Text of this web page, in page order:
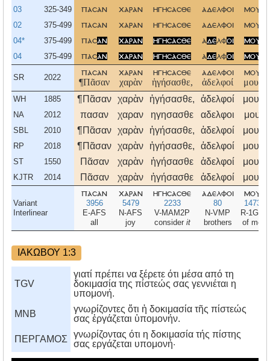
03 325-349 πασαν χαραν ηγησασθε αδελφοι μου
02 375-499 πασαν χαραν ηγησασθε αδελφοι μου
04* 375-499 πασαν χαραν ηγησασθε αδελφοι μου
04 375-499 πασαν χαραν ηγησασθε αδελφοι μου
SR 2022
πασαν
¶Πᾶσαν
χαραν
χαρὰν
ηγησασθε
ἡγήσασθε,
αδελφοι
ἀδελφοί
μου
μου,
WH 1885 ¶Πᾶσαν χαρὰν ἡγήσασθε, ἀδελφοί μου,
NA 2012 πασαν χαραν ηγησασθε αδελφοι μου
SBL 2010 ¶Πᾶσαν χαρὰν ἡγήσασθε, ἀδελφοί μου,
RP 2018 ¶Πᾶσαν χαρὰν ἡγήσασθε, ἀδελφοί μου,
ST 1550 Πᾶσαν χαρὰν ἡγήσασθε ἀδελφοί μου,
KJTR 2014 Πᾶσαν χαρὰν ἡγήσασθε ἀδελφοί μου,
Variant
Interlinear
πασαν
3956
E-AFS
all
χαραν
5479
N-AFS
joy
ηγησασθε
2233
V-MAM2P
consider it
αδελφοι
80
N-VMP
brothers
μου
1473
R-1GS
of me
ΙΑΚΩΒΟΥ 1:3
TGV
γιατί πρέπει να ξέρετε ότι μέσα από τη
δοκιμασία της πίστεώς σας γεννιέται η
υπομονή.
MNB
γνωρίζοντες ὅτι ἡ δοκιμασία τῆς πίστεώς
σας ἐργάζεται ὑπομονήν.
ΠΕΡΓΑΜΟΣ
γνωρίζοντας ότι η δοκιμασία τής πίστης
σας εργάζεται υπομονή·